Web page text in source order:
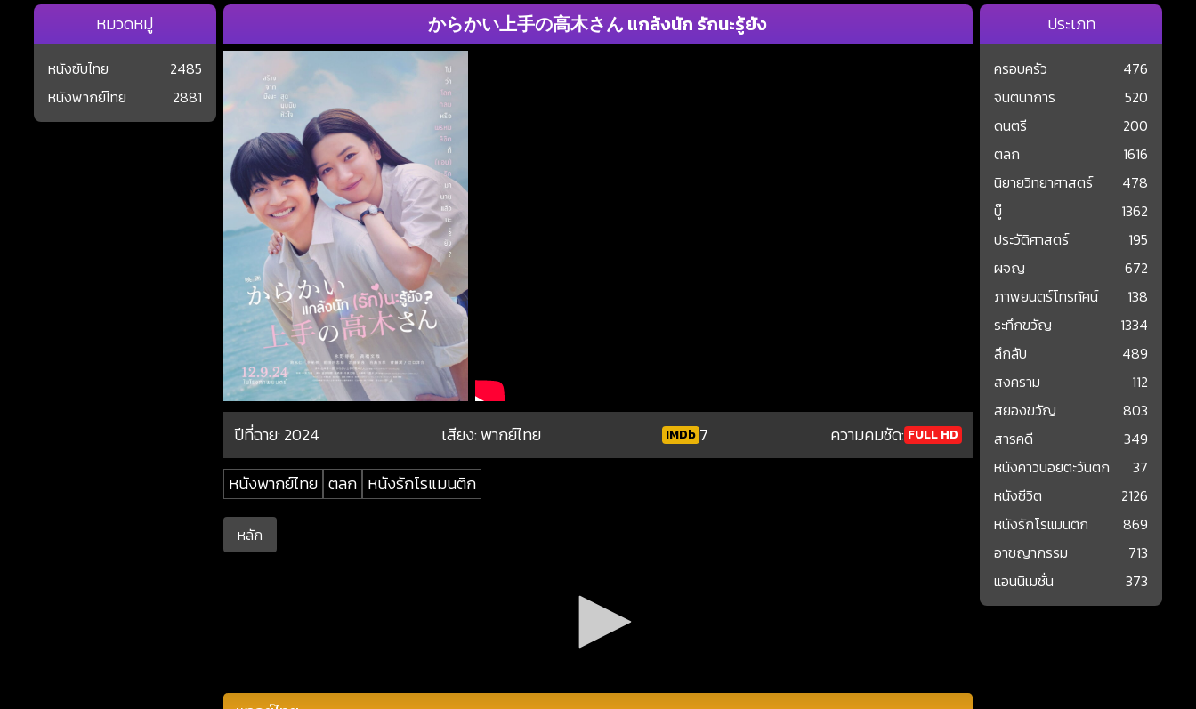
からかい上手の高木さん แกล้งนัก รักนะรู้ยัง
ปีที่ฉาย:2024 เสียง: พากย์ไทย IMDb 7 ความคมชัด: FULL HD
หนังพากย์ไทย ตลก หนังรักโรแมนติก
หลัก
หมวดหมู่
หนังซับไทย
2485
หนังพากย์ไทย
2881
ประเภท
ครอบครัว
476
จินตนาการ
520
ดนตรี
200
ตลก
1616
นิยายวิทยาศาสตร์
478
บู๊
1362
ประวัติศาสตร์
195
ผจญ
672
ภาพยนตร์โทรทัศน์
138
ระทึกขวัญ
1334
ลึกลับ
489
สงคราม
112
สยองขวัญ
803
สารคดี
349
หนังคาวบอยตะวันตก
37
หนังชีวิต
2126
หนังรักโรแมนติก
869
อาชญากรรม
713
แอนนิเมชั่น
373